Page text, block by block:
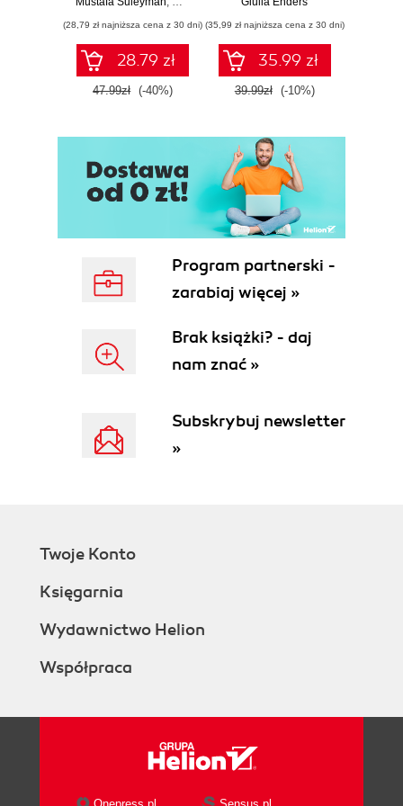
(28,79 zł najniższa cena z 30 dni)
28.79 zł
47.99zł (-40%)
(35,99 zł najniższa cena z 30 dni)
35.99 zł
39.99zł (-10%)
Program partnerski -
zarabiaj więcej »
Brak książki? - daj
nam znać »
Subskrybuj newsletter
»
Twoje Konto
Księgarnia
Wydawnictwo Helion
Współpraca